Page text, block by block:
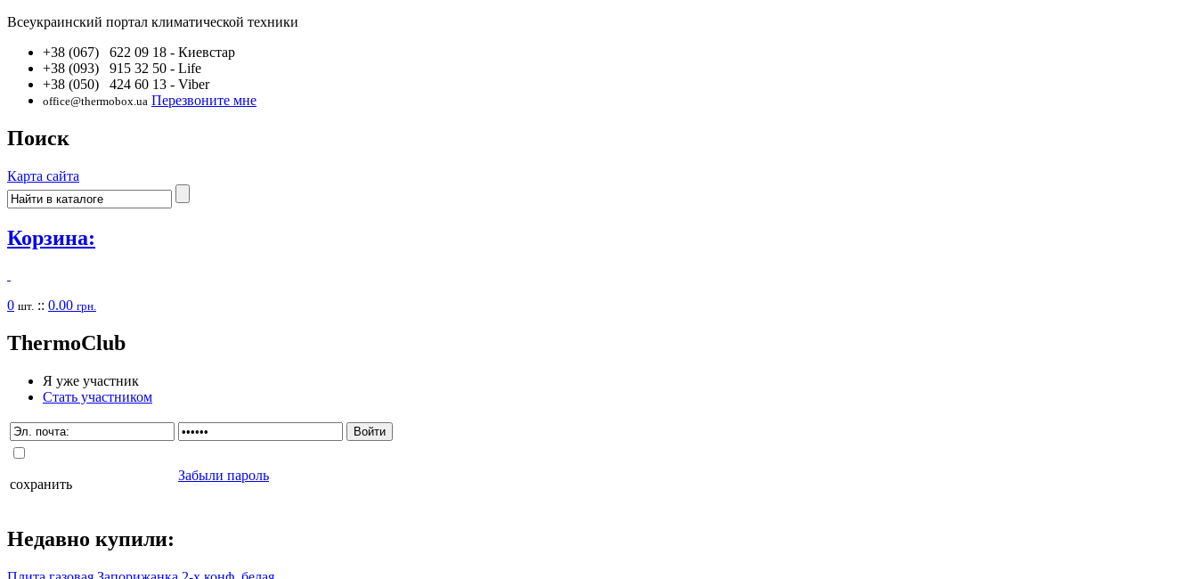
Всеукраинский портал климатической техники
+38 (067) 622 09 18 - Киевстар
+38 (093) 915 32 50 - Life
+38 (050) 424 60 13 - Viber
office@thermobox.ua Перезвоните мне
Поиск
Карта сайта
Корзина:
0 шт. :: 0.00 грн.
ThermoClub
Я уже участник
Стать участником
сохранить
Забыли пароль
Недавно купили: